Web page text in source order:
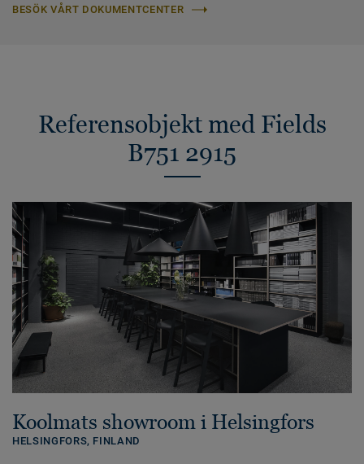
BESÖK VÅRT DOKUMENTCENTER
Referensobjekt med Fields
B751 2915
Koolmats showroom i Helsingfors
HELSINGFORS, FINLAND